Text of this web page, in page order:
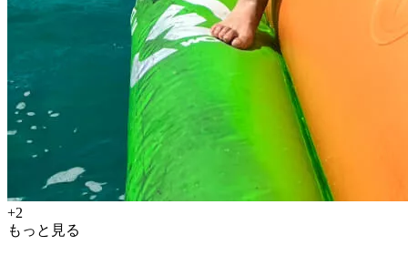
+2
もっと見る